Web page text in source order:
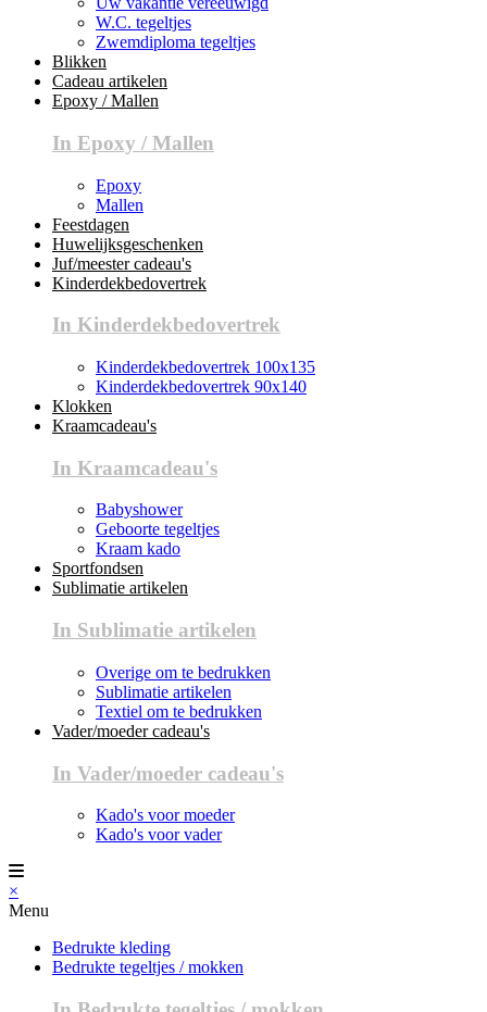
W.C. tegeltjes
Zwemdiploma tegeltjes
Blikken
Cadeau artikelen
Epoxy / Mallen
In Epoxy / Mallen
Epoxy
Mallen
Feestdagen
Huwelijksgeschenken
Juf/meester cadeau's
Kinderdekbedovertrek
In Kinderdekbedovertrek
Kinderdekbedovertrek 100x135
Kinderdekbedovertrek 90x140
Klokken
Kraamcadeau's
In Kraamcadeau's
Babyshower
Geboorte tegeltjes
Kraam kado
Sportfondsen
Sublimatie artikelen
In Sublimatie artikelen
Overige om te bedrukken
Sublimatie artikelen
Textiel om te bedrukken
Vader/moeder cadeau's
In Vader/moeder cadeau's
Kado's voor moeder
Kado's voor vader
×
Menu
Bedrukte kleding
Bedrukte tegeltjes / mokken